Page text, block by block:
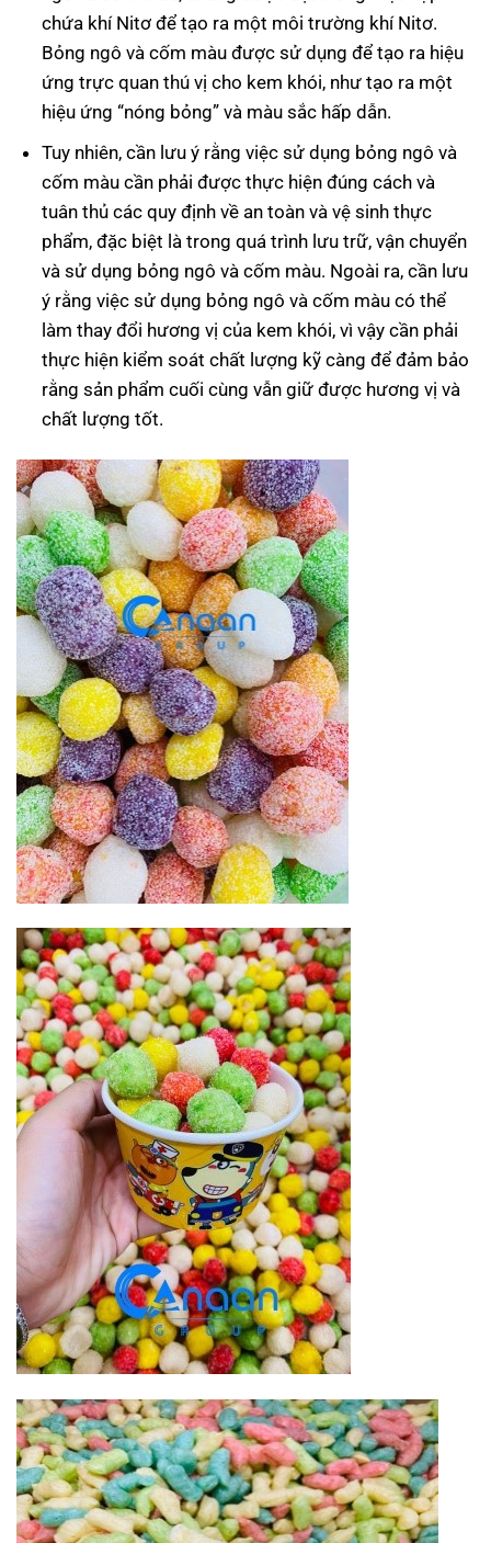
chứa khí Nitơ để tạo ra một môi trường khí Nitơ.
Bỏng ngô và cốm màu được sử dụng để tạo ra hiệu
ứng trực quan thú vị cho kem khói, như tạo ra một
hiệu ứng “nóng bỏng” và màu sắc hấp dẫn.
Tuy nhiên, cần lưu ý rằng việc sử dụng bỏng ngô và
cốm màu cần phải được thực hiện đúng cách và
tuân thủ các quy định về an toàn và vệ sinh thực
phẩm, đặc biệt là trong quá trình lưu trữ, vận chuyển
và sử dụng bỏng ngô và cốm màu. Ngoài ra, cần lưu
ý rằng việc sử dụng bỏng ngô và cốm màu có thể
làm thay đổi hương vị của kem khói, vì vậy cần phải
thực hiện kiểm soát chất lượng kỹ càng để đảm bảo
rằng sản phẩm cuối cùng vẫn giữ được hương vị và
chất lượng tốt.